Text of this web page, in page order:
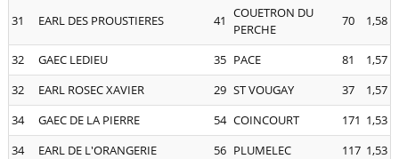
31 EARL DES PROUSTIERES 41 COUETRON DU
PERCHE
70 1,58
32 GAEC LEDIEU 35 PACE 81
1,57
32
EARL ROSEC XAVIER 29 ST VOUGAY 37
1,57
34
GAEC DE LA PIERRE 54 COINCOURT 171 1,53
34
EARL DE L'ORANGERIE 56 PLUMELEC 117 1,53